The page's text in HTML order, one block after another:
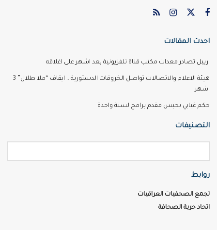
احدث المقالات
اربيل تصادر معدات مكتب قناة تلفزيونية بعد اشهر على اغلاقه
هيئة الاعلام والاتصالات تواصل الخروقات الدستورية .. ايقاف “ملا طلال” 3
اشهر
حكم غيابي بحبس مقدم برامج لسنة واحدة
التصنيفات
روابط
تجمع الصحفيات العراقيات
اتحاد حرية الصحافة